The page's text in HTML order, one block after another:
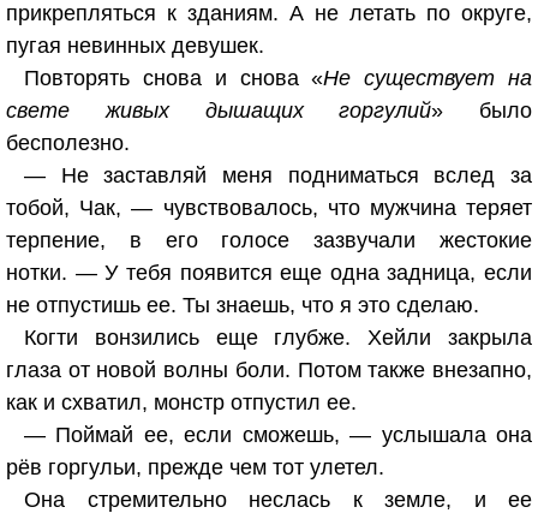
прикрепляться к зданиям. А не летать по округе,
пугая невинных девушек.
Повторять снова и снова «Не существует на
свете живых дышащих горгулий» было
бесполезно.
— Не заставляй меня подниматься вслед за
тобой, Чак, — чувствовалось, что мужчина теряет
терпение, в его голосе зазвучали жестокие
нотки. — У тебя появится еще одна задница, если
не отпустишь ее. Ты знаешь, что я это сделаю.
Когти вонзились еще глубже. Хейли закрыла
глаза от новой волны боли. Потом также внезапно,
как и схватил, монстр отпустил ее.
— Поймай ее, если сможешь, — услышала она
рёв горгульи, прежде чем тот улетел.
Она стремительно неслась к земле, и ее